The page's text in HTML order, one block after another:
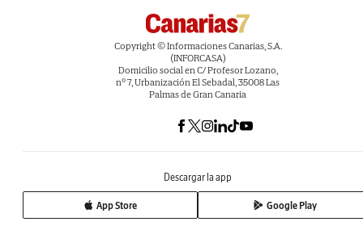
Copyright © Informaciones Canarias, S.A.
(INFORCASA)
Domicilio social en C/ Profesor Lozano,
nº 7, Urbanización El Sebadal, 35008 Las
Palmas de Gran Canaria
Descargar la app
App Store Google Play